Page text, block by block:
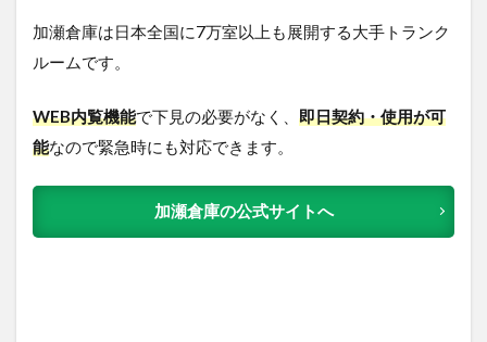
加瀬倉庫は日本全国に7万室以上も展開する大手トランク
ルームです。
WEB内覧機能で下見の必要がなく、 即日契約・使用が可
能なので緊急時にも対応できます。
加瀬倉庫の公式サイトへ